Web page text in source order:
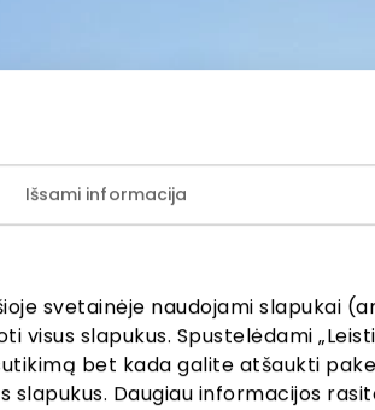
Išsami informacija
svetainėje naudojami slapukai
visus slapukus. Spustelėdami
bet kada galite atšaukti
Daugiau informacijos
valandas.